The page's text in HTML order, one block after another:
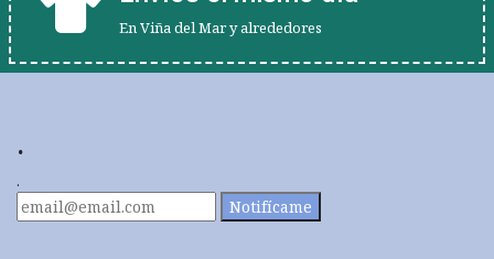
En Viña del Mar y alrededores
.
.
Notifícame